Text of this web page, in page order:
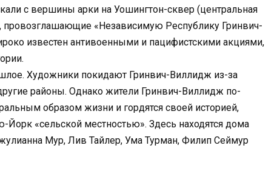
с вершины арки на Уошингтон-сквер (центральная
«Независимую Республику Гринвич-
известен антивоенными и пацифистскими акциями,
Художники покидают Гринвич-Виллидж из-за
районы. Однако жители Гринвич-Виллидж по-
образом жизни и гордятся своей историей,
Йорк «сельской местностью». Здесь находятся дома
Мур, Лив Тайлер, Ума Турман, Филип Сеймур